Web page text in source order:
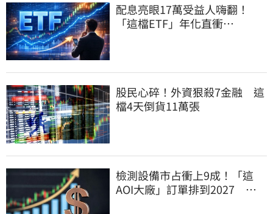
配息亮眼17萬受益人嗨翻！
「這檔ETF」年化直衝
股民心碎！外資狠殺7金融 這
檔4天倒貨11萬張
檢測設備市占衝上9成！「這
AOI大廠」訂單排到2027 目